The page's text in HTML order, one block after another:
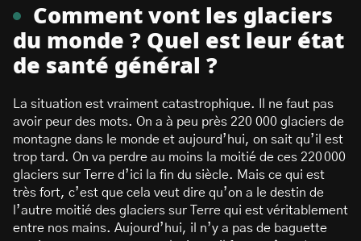
Comment vont les glaciers
du monde ? Quel est leur état
de santé général ?
La situation est vraiment catastrophique. Il ne faut pas
avoir peur des mots. On a à peu près 220 000 glaciers de
montagne dans le monde et aujourd’hui, on sait qu’il est
trop tard. On va perdre au moins la moitié de ces 220 000
glaciers sur Terre d’ici la fin du siècle. Mais ce qui est
très fort, c’est que cela veut dire qu’on a le destin de
l’autre moitié des glaciers sur Terre qui est véritablement
entre nos mains. Aujourd’hui, il n’y a pas de baguette